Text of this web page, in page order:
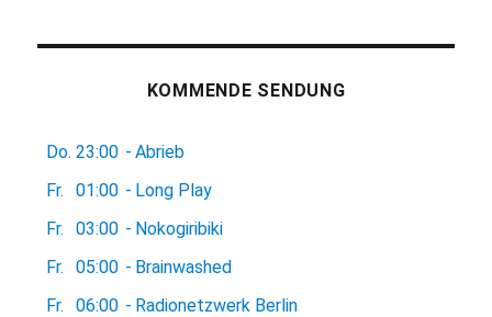
KOMMENDE SENDUNG
Do. 23:00 - Abrieb
Fr.
01:00 - Long Play
Fr.
03:00 - Nokogiribiki
Fr.
05:00 - Brainwashed
Fr.
06:00 - Radionetzwerk Berlin